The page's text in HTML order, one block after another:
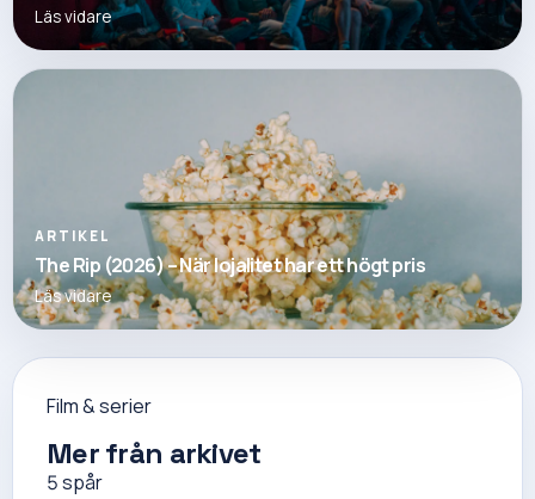
Läs vidare
ARTIKEL
The Rip (2026) – När lojalitet har ett högt pris
Läs vidare
Film & serier
Mer från arkivet
5spår